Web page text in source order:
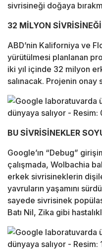
sivrisineği doğaya
32 MİLYON
ABD’nin Kaliforniya ve
yürütülmesi planlanan
iki yıl içinde 32 milyon
salınacak. Projenin
BU SİVRİSİNEKLER
Google’ın “Debug”
çalışmada, Wolbachia
erkek sivrisineklerin
yavruların yaşamını
sayede sivrisinek
Batı Nil, Zika gibi